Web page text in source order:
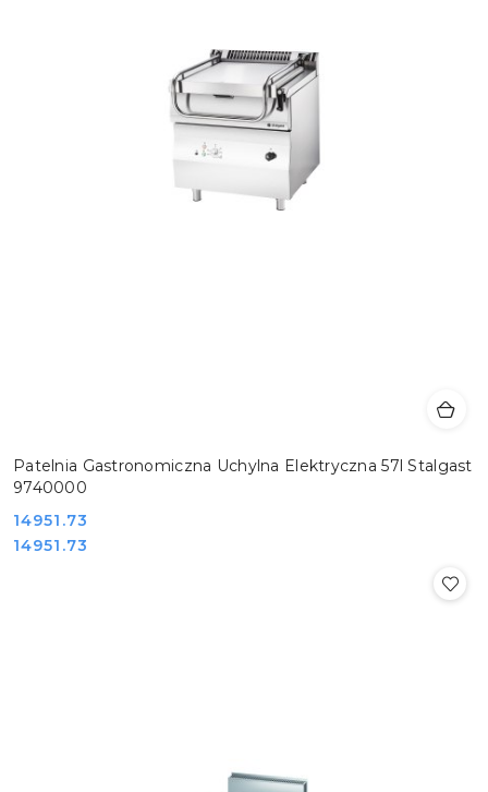
Patelnia Gastronomiczna Uchylna Elektryczna 57l Stalgast
9740000
Cena:
14951.73
Cena:
14951.73